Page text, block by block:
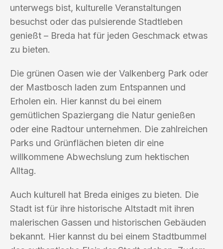
unterwegs bist, kulturelle Veranstaltungen
besuchst oder das pulsierende Stadtleben
genießt – Breda hat für jeden Geschmack etwas
zu bieten.
Die grünen Oasen wie der Valkenberg Park oder
der Mastbosch laden zum Entspannen und
Erholen ein. Hier kannst du bei einem
gemütlichen Spaziergang die Natur genießen
oder eine Radtour unternehmen. Die zahlreichen
Parks und Grünflächen bieten dir eine
willkommene Abwechslung zum hektischen
Alltag.
Auch kulturell hat Breda einiges zu bieten. Die
Stadt ist für ihre historische Altstadt mit ihren
malerischen Gassen und historischen Gebäuden
bekannt. Hier kannst du bei einem Stadtbummel